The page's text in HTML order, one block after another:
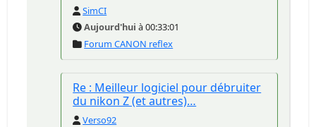
SimCI
Aujourd'hui à 00:33:01
Forum CANON reflex
Re : Meilleur logiciel pour débruiter
du nikon Z (et autres)…
Verso92